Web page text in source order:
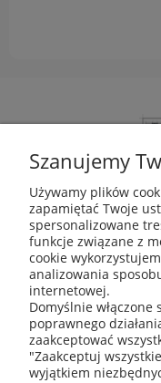
Szanujemy
Używamy plików
zapamiętać Twoje
spersonalizowane
funkcje związane z
cookie
analizowania
internetowej.
Domyślnie
poprawnego
zaakceptować
"Zaakceptuj
wyjątkiem